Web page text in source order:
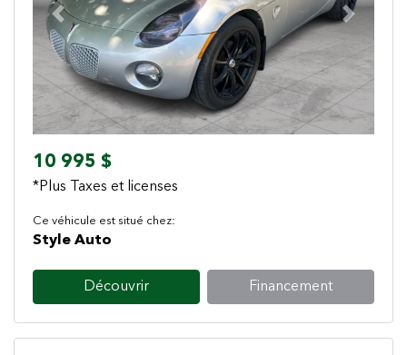
Previous Next
10 995 $
*Plus Taxes et licenses
Ce véhicule est situé chez:
Style Auto
Découvrir Financement